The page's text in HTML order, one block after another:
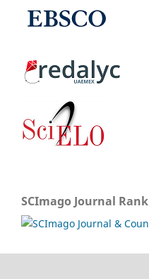
SCImago Journal Rank